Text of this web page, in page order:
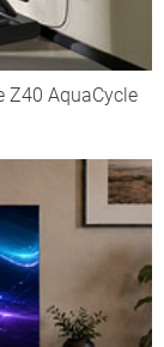
Z40 AquaCycle